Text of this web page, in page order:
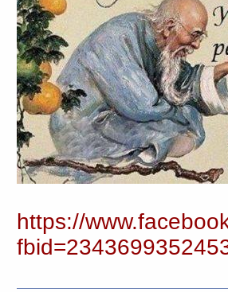
https://